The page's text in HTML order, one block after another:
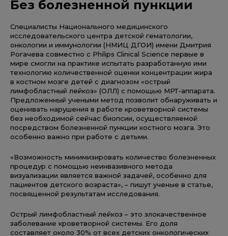
Без болезненной пункции
Специалисты Национального медицинского
исследовательского центра детской гематологии,
онкологии и иммунологии (НМИЦ ДГОИ) имени Дмитрия
Рогачева совместно с Philips Clinical Science первые в
мире смогли на практике испытать разработанную ими
технологию количественной оценки концентрации жира
в костном мозге детей с диагнозом «острый
лимфобластный лейкоз» (ОЛЛ) с помощью МРТ-аппарата.
Предложенный учеными метод позволит обнаруживать и
оценивать нарушения в работе кроветворной системы
без необходимой сейчас биопсии, осуществляемой
посредством болезненной пункции костного мозга. Это
особенно важно при работе с детьми.
«Возможность минимизировать количество болезненных
процедур с помощью неинвазивного метода
визуализации является важной задачей, особенно для
пациентов детского возраста», – пишут ученые в статье,
посвященной результатам исследования.
Острый лимфобластный лейкоз – это злокачественное
заболевание кроветворной системы. Его доля
составляет около 30% от всех детских онкологических